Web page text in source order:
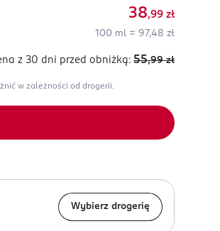
38,99 zł
100 ml = 97,48 zł
z 30 dni przed obniżką: 55,99 zł
w zależności od drogerii.
Wybierz drogerię